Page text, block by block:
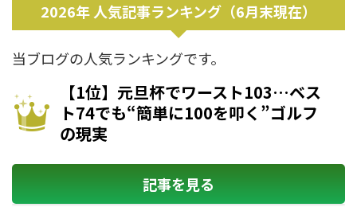
2026年 人気記事ランキング（6月末現在）
当ブログの人気ランキングです。
【1位】元旦杯でワースト103…ベス
ト74でも“簡単に100を叩く”ゴルフ
の現実
記事を見る